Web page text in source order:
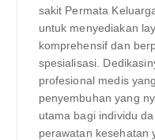
sakit Permata
untuk menyediakan
komprehensif dan
spesialisasi.
profesional medis
penyembuhan yang
utama bagi individu
perawatan kesehatan